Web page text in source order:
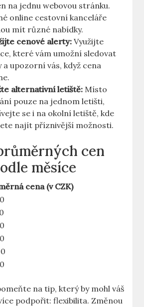
na jednu webovou stránku.
online cestovní kanceláře
mít různé nabídky.
cenové alerty: Využijte
které vám umožní sledovat
a upozorní vás, když cena
alternativní letiště: Místo
pouze na jednom letišti,
se i na okolní letiště, kde
najít příznivější možnosti.
cen
měsíce
cena (v CZK)
na tip, který by mohl váš
podpořit: flexibilita. Změnou